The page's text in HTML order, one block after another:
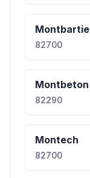
82700
Montbeton
82290
Montech
82700